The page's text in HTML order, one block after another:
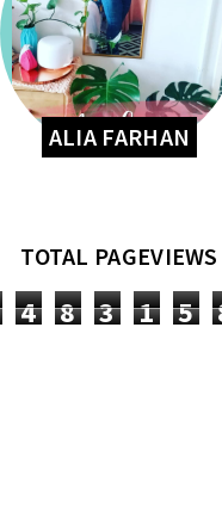
ALIA FARHAN
TOTAL PAGEVIEWS
4 8 3 1 5